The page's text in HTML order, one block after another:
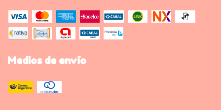
Medios de envío